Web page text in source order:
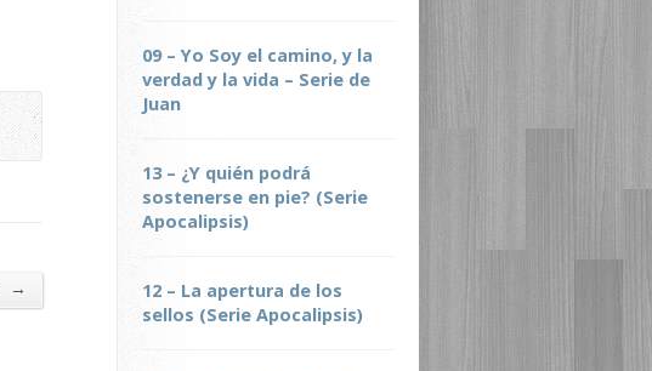
→
09 – Yo Soy el camino, y la
verdad y la vida – Serie de
Juan
13 – ¿Y quién podrá
sostenerse en pie? (Serie
Apocalipsis)
12 – La apertura de los
sellos (Serie Apocalipsis)